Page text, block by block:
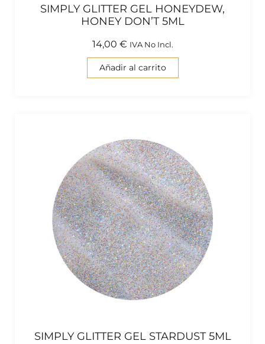
SIMPLY GLITTER GEL HONEYDEW,
HONEY DON’T 5ML
14,00 € IVA No Incl.
Añadir al carrito
SIMPLY GLITTER GEL STARDUST 5ML